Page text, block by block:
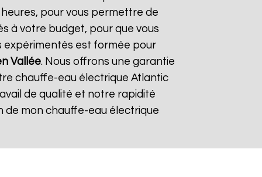
pour vous permettre de
à votre budget, pour que vous
expérimentés est formée pour
Vallée. Nous offrons une garantie
chauffe-eau électrique Atlantic
de qualité et notre rapidité
de mon chauffe-eau électrique